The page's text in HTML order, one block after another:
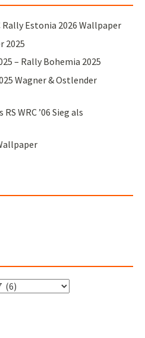
Rally Estonia 2026 Wallpaper
2025
– Rally Bohemia 2025
Wagner & Ostlender
WRC ’06 Sieg als